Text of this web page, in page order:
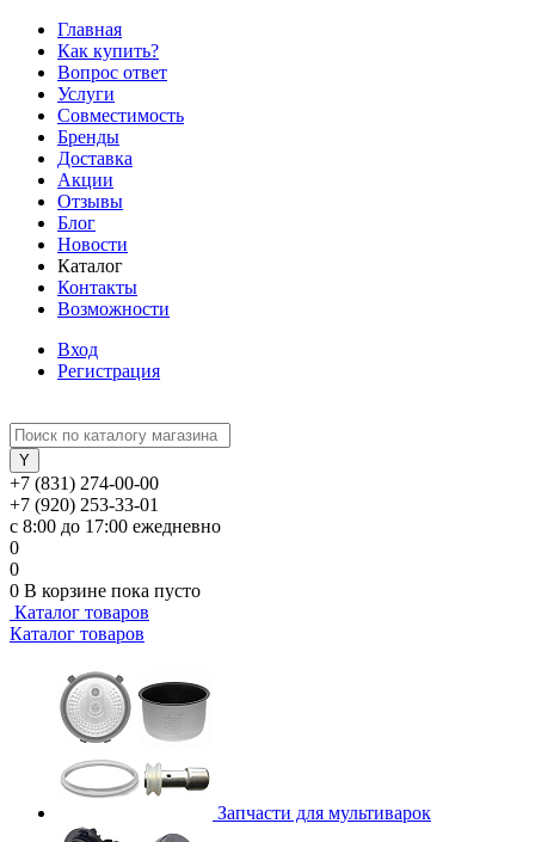
Главная
Как купить?
Вопрос ответ
Услуги
Совместимость
Бренды
Доставка
Акции
Отзывы
Блог
Новости
Каталог
Контакты
Возможности
Вход
Регистрация
+7 (831) 274-00-00
+7 (920) 253-33-01
с 8:00 до 17:00 ежедневно
0
0
0 В корзине пока пусто
Каталог товаров
Каталог товаров
Запчасти для мультиварок